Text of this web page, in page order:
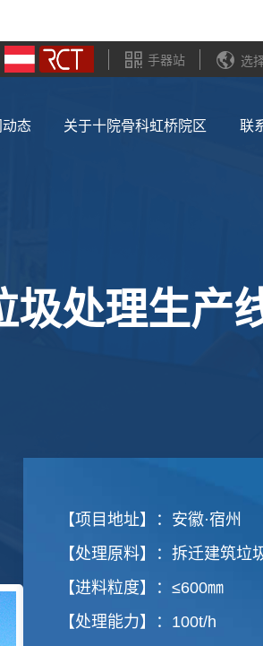
手器站 选
态 关于十院骨科虹桥院区 联
圾处理生产
【项目地址】：安徽·宿州
【处理原料】：拆迁建筑垃
【进料粒度】：≤600㎜
【处理能力】：100t/h